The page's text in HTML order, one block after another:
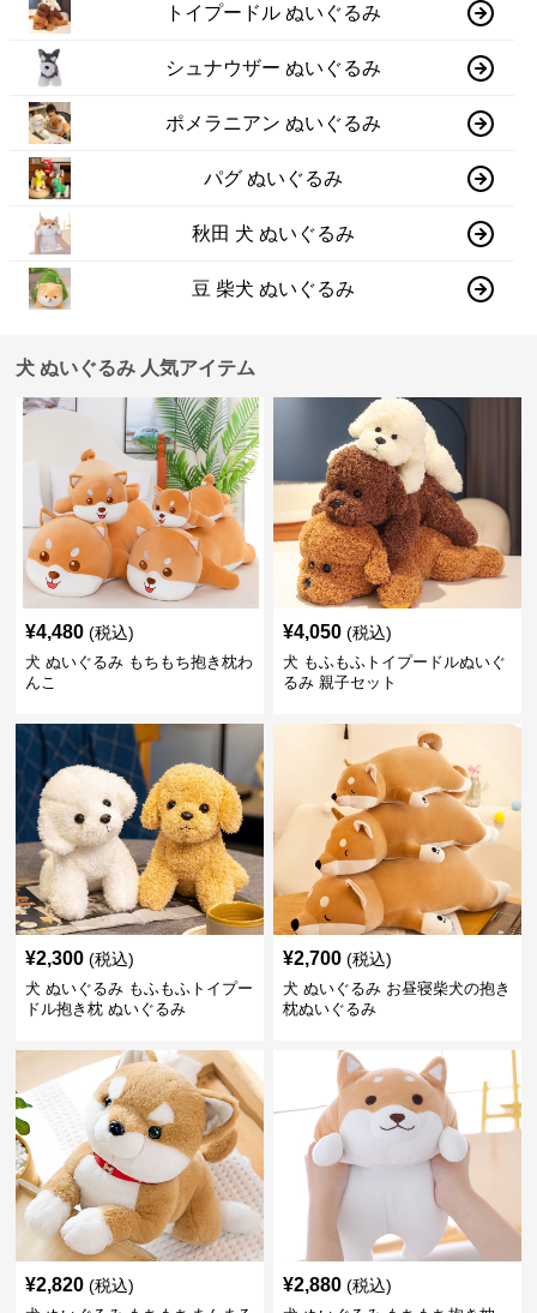
トイプードル ぬいぐるみ
シュナウザー ぬいぐるみ
ポメラニアン ぬいぐるみ
パグ ぬいぐるみ
秋田 犬 ぬいぐるみ
豆 柴犬 ぬいぐるみ
犬 ぬいぐるみ 人気アイテム
¥4,480 (税込)
犬 ぬいぐるみ もちもち抱き枕わ
んこ
¥4,050 (税込)
犬 もふもふトイプードルぬいぐ
るみ 親子セット
¥2,300 (税込)
犬 ぬいぐるみ もふもふトイプー
ドル抱き枕 ぬいぐるみ
¥2,700 (税込)
犬 ぬいぐるみ お昼寝柴犬の抱き
枕ぬいぐるみ
¥2,820 (税込) ¥2,880 (税込)